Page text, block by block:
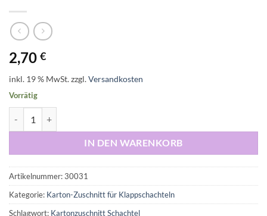
2,70 €
inkl. 19 % MwSt.zzgl.Versandkosten
Vorrätig
IN DEN WARENKORB
Artikelnummer:30031
Kategorie: Karton-Zuschnitt für Klappschachteln
Schlagwort: Kartonzuschnitt Schachtel